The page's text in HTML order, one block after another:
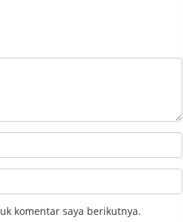
komentar saya berikutnya.